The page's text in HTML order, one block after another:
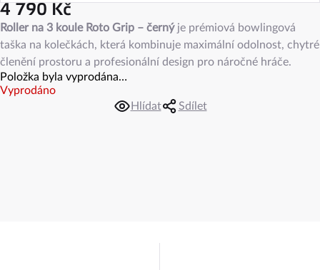
4 790 Kč
Měrná
cena:
Vyprodáno
Položka byla vyprodána…
Roller na 3 koule Roto Grip – černýje prémiová bowlingová
taška na kolečkách, která kombinuje maximální odolnost, chytré
členění prostoru a profesionální design pro náročné hráče.
Hlídat Sdílet